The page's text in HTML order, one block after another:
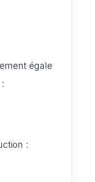
égale
: